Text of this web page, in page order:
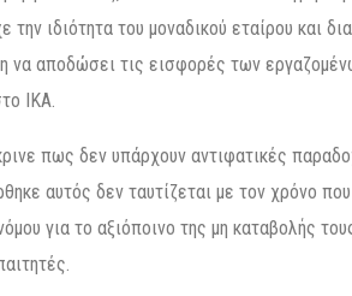
την ιδιότητα του μοναδικού εταίρου και
να αποδώσει τις εισφορές των
ΙΚΑ.
πως δεν υπάρχουν αντιφατικές
αυτός δεν ταυτίζεται με τον χρόνο
για το αξιόποινο της μη καταβολής